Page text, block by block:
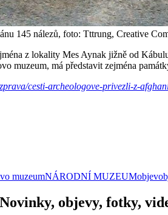
145 nálezů, foto: Tttrung, Creative
z lokality Mes Aynak jižně od
muzeum, má představit zejména
cesti-archeologove-privezli-z-
muzeumNÁRODNÍ MUZEUMobjev
objevy, fotky,